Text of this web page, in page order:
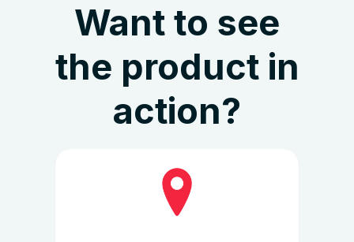
Want to see
the product in
action?